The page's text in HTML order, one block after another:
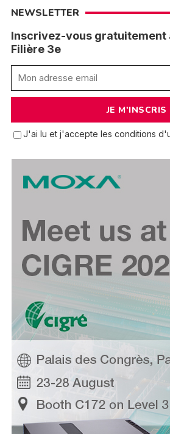
NEWSLETTER
Inscrivez-vous gratuitement
Filière 3e
J'ai lu et j'accepte les conditions